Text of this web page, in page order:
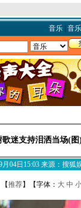
音乐| 音
迷支持泪洒当场(图
04日15:03 来源：搜狐
推荐】【字体： 大 中